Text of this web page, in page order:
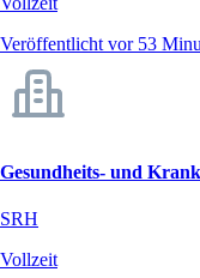
Veröffentlicht vor 53
Gesundheits- und
SRH
Vollzeit